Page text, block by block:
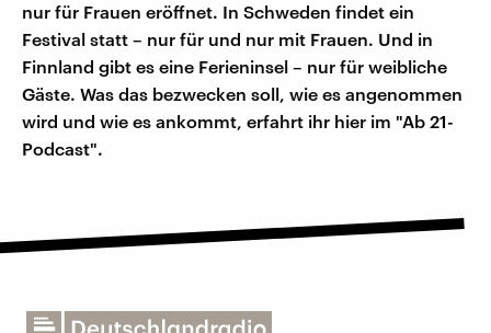
nur für Frauen eröffnet. In Schweden findet ein
Festival statt – nur für und nur mit Frauen. Und in
Finnland gibt es eine Ferieninsel – nur für weibliche
Gäste. Was das bezwecken soll, wie es angenommen
wird und wie es ankommt, erfahrt ihr hier im "Ab 21-
Podcast".